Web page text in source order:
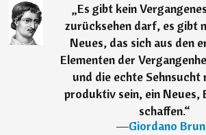
„Es gibt kein
zurücksehen darf, es gibt
Neues, das sich aus den
Elementen der
und die echte Sehnsucht
produktiv sein, ein Neues,
schaffen.“
―Giordano